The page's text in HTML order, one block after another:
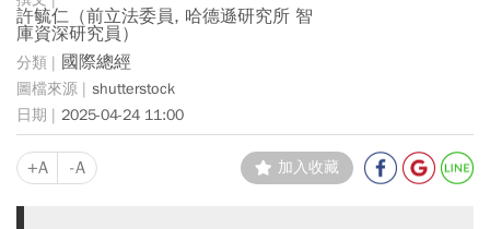
許毓仁（前立法委員, 哈德遜研究所 智
庫資深研究員）
國際總經
shutterstock
2025-04-24 11:00
+A -A 加入收藏